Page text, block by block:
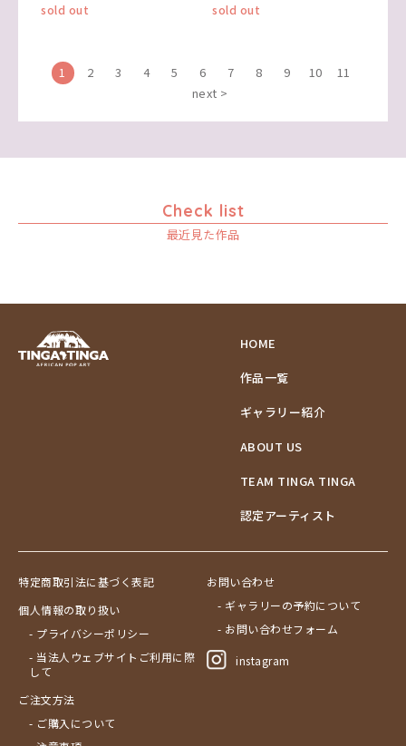
sold out sold out
1 2 3 4 5 6 7 8 9 10
11
next >
Check list
最近見た作品
HOME
作品一覧
ギャラリー紹介
ABOUT US
TEAM TINGA TINGA
認定アーティスト
特定商取引法に基づく表記
個人情報の取り扱い
- プライバシーポリシー
- 当法人ウェブサイトご利用に際
して
ご注文方法
- ご購入について
お問い合わせ
- ギャラリーの予約について
- お問い合わせフォーム
instagram